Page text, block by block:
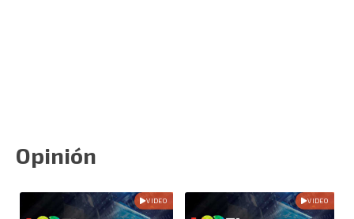
Opinión
VIDEO VIDEO